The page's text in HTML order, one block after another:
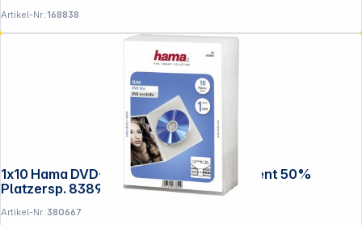
Artikel-Nr.:168838
1x10 Hama DVD-Leerhülle Slim Transparent 50%
Platzersp. 83890
Artikel-Nr.:380667
**EVP = Empfohlener Verkaufspreis des Herstellers /
Lieferanten zzgl. 19% Mwst.
Alle Preise exkl. gesetzl. Mehrwertsteuer zzgl.
Versandkosten